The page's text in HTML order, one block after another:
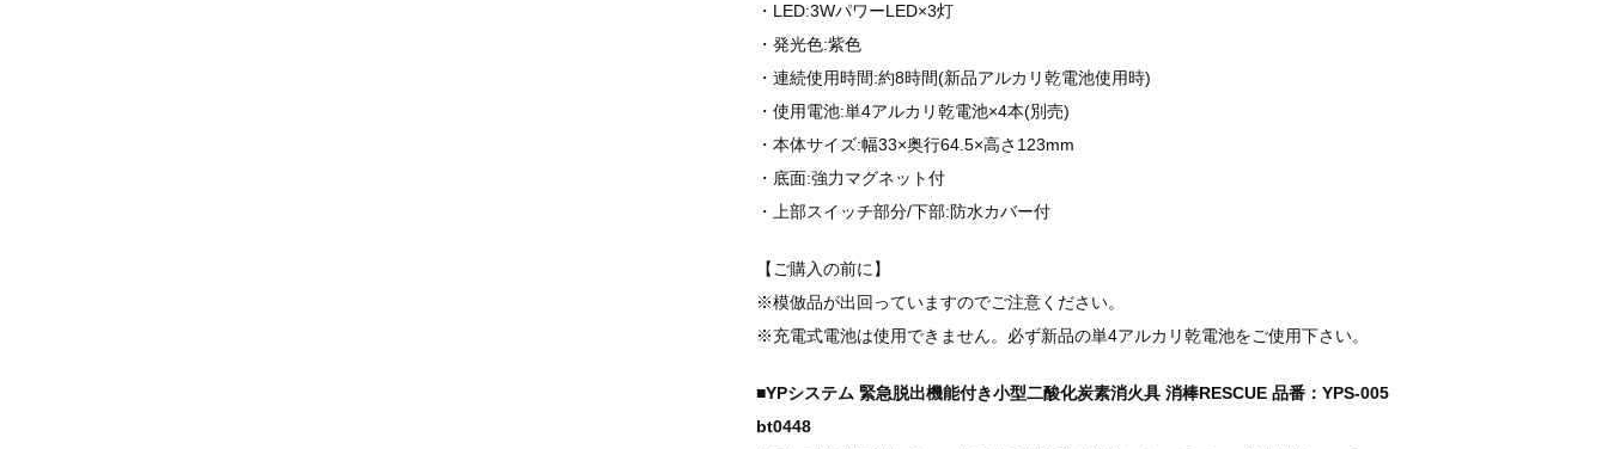
・LED:3WパワーLED×3灯
・発光色:紫色
・連続使用時間:約8時間(新品アルカリ乾電池使用時)
・使用電池:単4アルカリ乾電池×4本(別売)
・本体サイズ:幅33×奥行64.5×高さ123mm
・底面:強力マグネット付
・上部スイッチ部分/下部:防水カバー付
【ご購入の前に】
※模倣品が出回っていますのでご注意ください。
※充電式電池は使用できません。必ず新品の単4アルカリ乾電池をご使用下さい。
■YPシステム 緊急脱出機能付き小型二酸化炭素消火具 消棒RESCUE 品番：YPS-005
bt0448